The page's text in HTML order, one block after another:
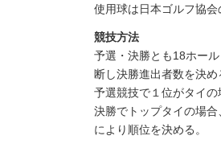
使用球は日本ゴルフ協会
競技方法
予選・決勝とも18ホー
断し決勝進出者数を決め
予選競技で１位がタイの
決勝でトップタイの場
により順位を決める。